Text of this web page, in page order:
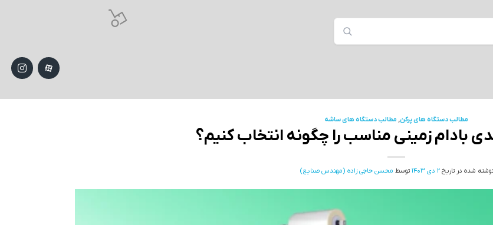
مطالب دستگاه های پرکن, مطالب دستگاه های ساشه
بادام زمینی مناسب را چگونه انتخاب کنیم؟
نوشته شده در تاریخ2 دی 1403 توسط محسن حاجی زاده (مهندس صنایع)